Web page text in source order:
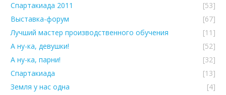
Спартакиада 2011
[53]
Выставка-форум
[67]
Лучший мастер производственного обучения
[11]
А ну-ка, девушки!
[52]
А ну-ка, парни!
[32]
Спартакиада
[13]
Земля у нас одна
[4]